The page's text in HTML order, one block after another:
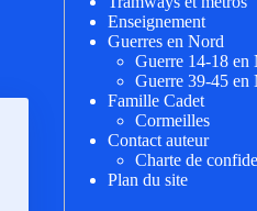
Enseignement
Guerres en Nord
Guerre 14-18 en
Guerre 39-45 en
Famille Cadet
Cormeilles
Contact auteur
Charte de
Plan du site